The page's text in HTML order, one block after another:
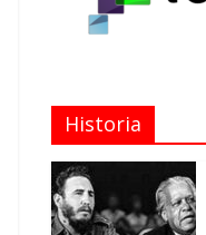
Historia